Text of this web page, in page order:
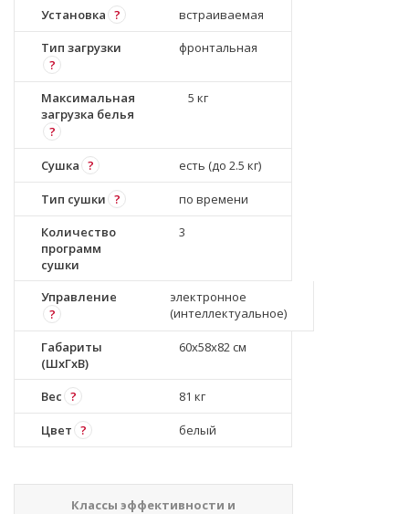
Установка ?
встраиваемая
Тип загрузки
?
фронтальная
Максимальная
загрузка белья
?
5 кг
Сушка ? есть (до 2.5 кг)
Тип сушки ?
по времени
Количество
программ
сушки
3
Управление
?
электронное
(интеллектуальное)
Габариты
(ШxГxВ)
60x58x82 см
Вес ? 81 кг
Цвет ? белый
Классы эффективности и